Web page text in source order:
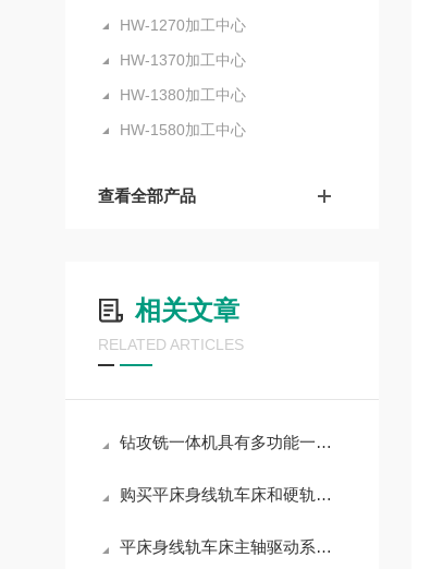
HW-1270加工中心
HW-1370加工中心
HW-1380加工中心
HW-1580加工中心
查看全部产品
相关文章
RELATED ARTICLES
钻攻铣一体机具有多功能一体化的设计
购买平床身线轨车床和硬轨车床，这些坑你可一定要注意
平床身线轨车床主轴驱动系统的性能特点